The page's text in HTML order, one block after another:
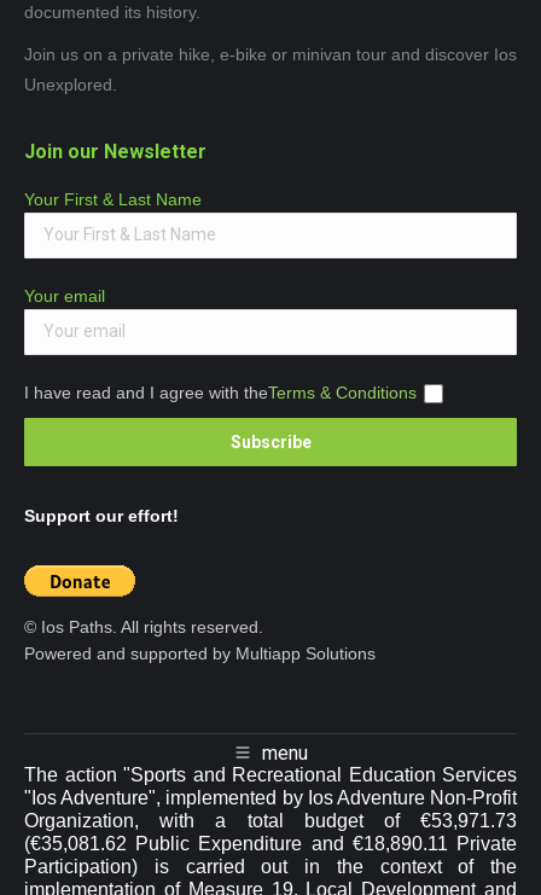
documented its history.
Join us on a private hike, e-bike or minivan tour and discover Ios
Unexplored.
Join our Newsletter
Your First & Last Name
Your email
I have read and I agree with theTerms & Conditions
Support our effort!
© Ios Paths. All rights reserved.
Powered and supported by Multiapp Solutions
menu
The action "Sports and Recreational Education Services
"Ios Adventure", implemented by Ios Adventure Non-Profit
Organization, with a total budget of €53,971.73
(€35,081.62 Public Expenditure and €18,890.11 Private
Participation) is carried out in the context of the
implementation of Measure 19. Local Development and